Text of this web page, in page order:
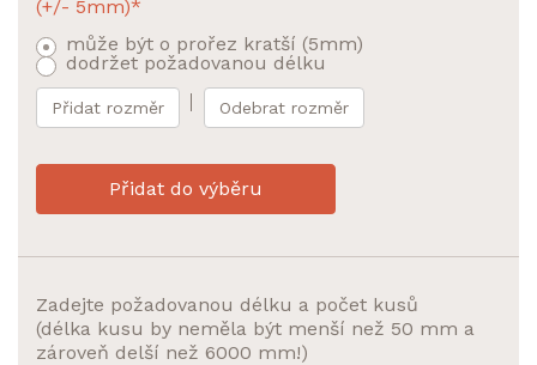
(+/- 5mm)*
může být o prořez kratší (5mm)
dodržet požadovanou délku
Přidat rozměr Odebrat rozměr
Přidat do výběru
Zadejte požadovanou délku a počet kusů
(délka kusu by neměla být menší než 50 mm a
zároveň delší než 6000 mm!)